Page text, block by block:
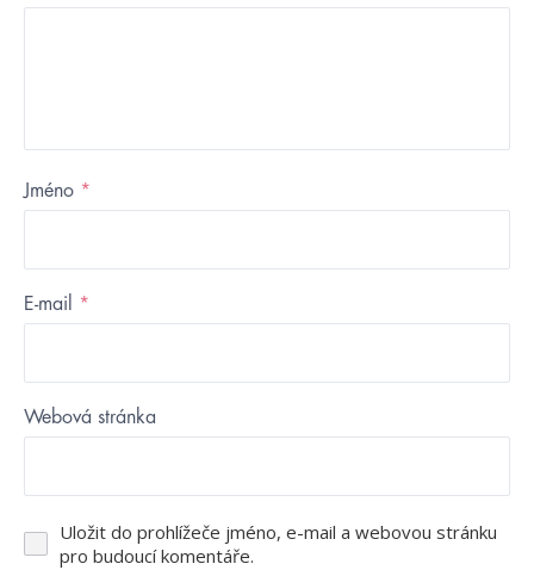
Jméno *
E-mail *
Webová stránka
Uložit do prohlížeče jméno, e-mail a webovou stránku
pro budoucí komentáře.